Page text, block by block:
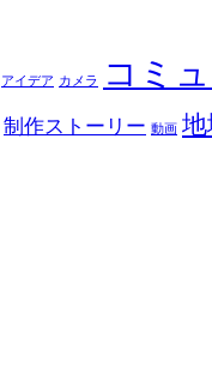
アイデア カメラ コミ
制作ストーリー 動画